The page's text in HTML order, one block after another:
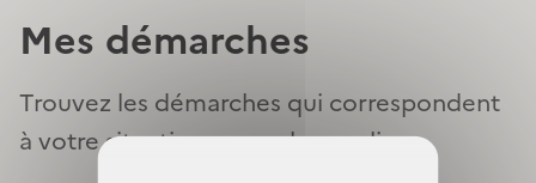
Mes démarches
Trouvez les démarches qui correspondent
à votre situation en quelques clics.